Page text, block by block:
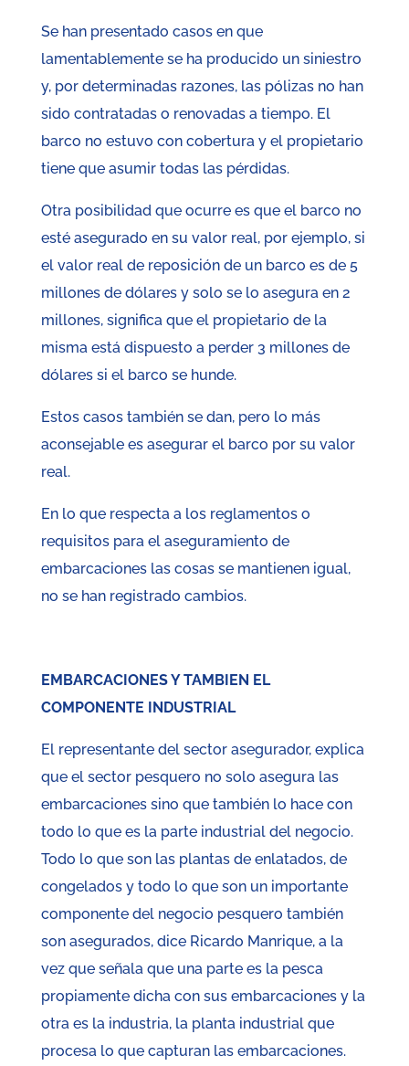
Se han presentado casos en que
lamentablemente se ha producido un siniestro
y, por determinadas razones, las pólizas no han
sido contratadas o renovadas a tiempo. El
barco no estuvo con cobertura y el propietario
tiene que asumir todas las pérdidas.
Otra posibilidad que ocurre es que el barco no
esté asegurado en su valor real, por ejemplo, si
el valor real de reposición de un barco es de 5
millones de dólares y solo se lo asegura en 2
millones, significa que el propietario de la
misma está dispuesto a perder 3 millones de
dólares si el barco se hunde.
Estos casos también se dan, pero lo más
aconsejable es asegurar el barco por su valor
real.
En lo que respecta a los reglamentos o
requisitos para el aseguramiento de
embarcaciones las cosas se mantienen igual,
no se han registrado cambios.
EMBARCACIONES Y TAMBIEN EL
COMPONENTE INDUSTRIAL
El representante del sector asegurador, explica
que el sector pesquero no solo asegura las
embarcaciones sino que también lo hace con
todo lo que es la parte industrial del negocio.
Todo lo que son las plantas de enlatados, de
congelados y todo lo que son un importante
componente del negocio pesquero también
son asegurados, dice Ricardo Manrique, a la
vez que señala que una parte es la pesca
propiamente dicha con sus embarcaciones y la
otra es la industria, la planta industrial que
procesa lo que capturan las embarcaciones.